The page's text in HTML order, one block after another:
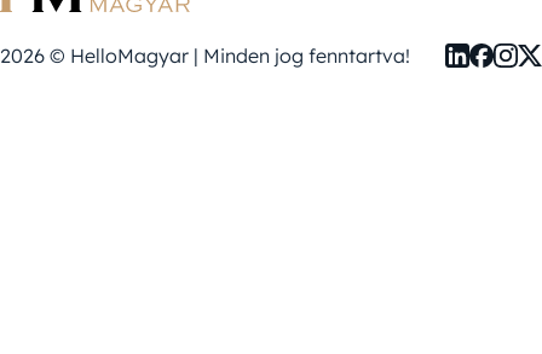
2026 © HelloMagyar | Minden jog fenntartva!